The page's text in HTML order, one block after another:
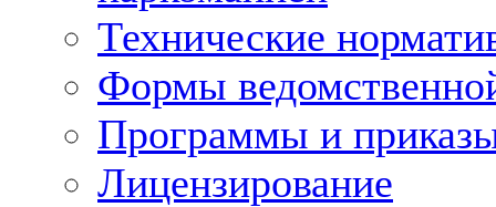
Технические
Формы
Программы и
Лицензирование